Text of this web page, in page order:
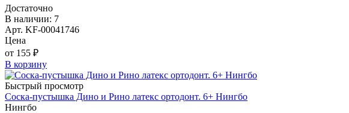
Достаточно
В наличии: 7
Арт. KF-00041746
Цена
от 155 ₽
В корзину
Быстрый просмотр
Соска-пустышка Дино и Рино латекс ортодонт. 6+ Нингбо
Нингбо